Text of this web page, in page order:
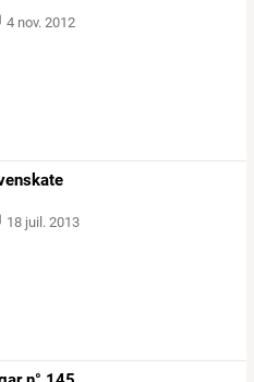
4 nov. 2012
18 juil. 2013